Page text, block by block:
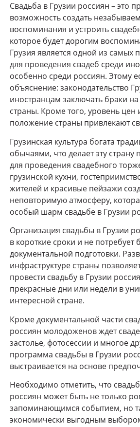
Свадьба в Грузии россиян – это
возможность создать
воспоминания и устроить
которое будет дорогим
Грузия является одной из самых
для проведения свадеб среди
особенно среди россиян. Этому
объяснение: законодательство
иностранцам заключать браки
страны. Кроме того, уровень цен
положение страны привлекают
Грузинская культура богата
обычаями, что делает эту страну
для проведения свадебного
грузинской кухни,
жителей и красивые пейзажи
неповторимую атмосферу,
особый шарм свадьбе в Грузии
Организация свадьбы в Грузии
в короткие сроки и не потребует
документальной подготовки.
инфраструктуре страны
провести свадьбу в Грузии
прекрасные дни или недели в
интересной стране.
Кроме документальной части
россиян молодоженов ждет
застолье, фотосессии и многое
программа свадьбы в Грузии
выстраивается на основе
Необходимо отметить, что
россиян может быть не только
запоминающимся событием, но
экономически выгодным